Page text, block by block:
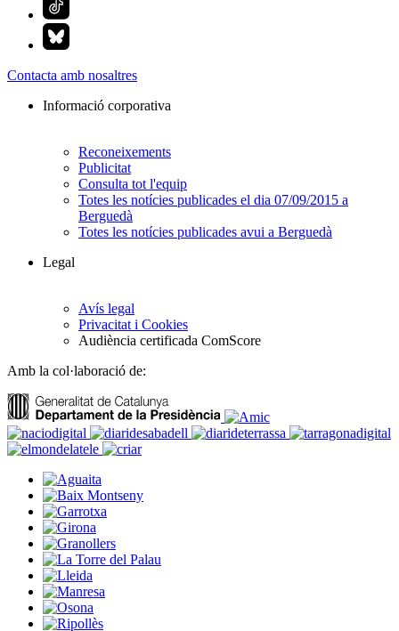
Contacta amb nosaltres
Informació corporativa
Reconeixements
Publicitat
Consulta tot l'equip
Totes les notícies publicades el dia 07/09/2015 a
Berguedà
Totes les notícies publicades avui a Berguedà
Legal
Avís legal
Privacitat i Cookies
Audiència certificada ComScore
Amb la col·laboració de: